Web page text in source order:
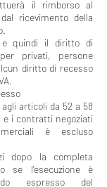
il rimborso al
ricevimento della
e quindi il diritto di
privati, persone
diritto di recesso
articoli da 52 a 58
i contratti negoziati
è escluso
dopo la completa
se l'esecuzione è
espresso del